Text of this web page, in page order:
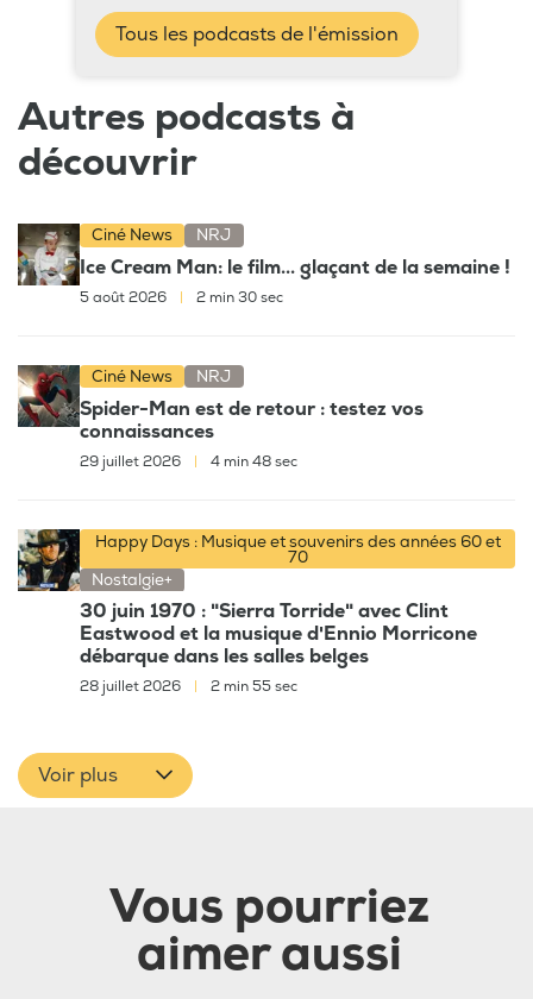
Tous les podcasts de l'émission
Autres podcasts à
découvrir
Ciné News NRJ
Ice Cream Man: le film... glaçant de la semaine !
5 août 2026 2 min 30 sec
Ciné News NRJ
Spider-Man est de retour : testez vos
connaissances
29 juillet 2026 4 min 48 sec
Happy Days : Musique et souvenirs des années 60 et
70
Nostalgie+
30 juin 1970 : "Sierra Torride" avec Clint
Eastwood et la musique d'Ennio Morricone
débarque dans les salles belges
28 juillet 2026 2 min 55 sec
Voir plus
Vous pourriez
aimer aussi